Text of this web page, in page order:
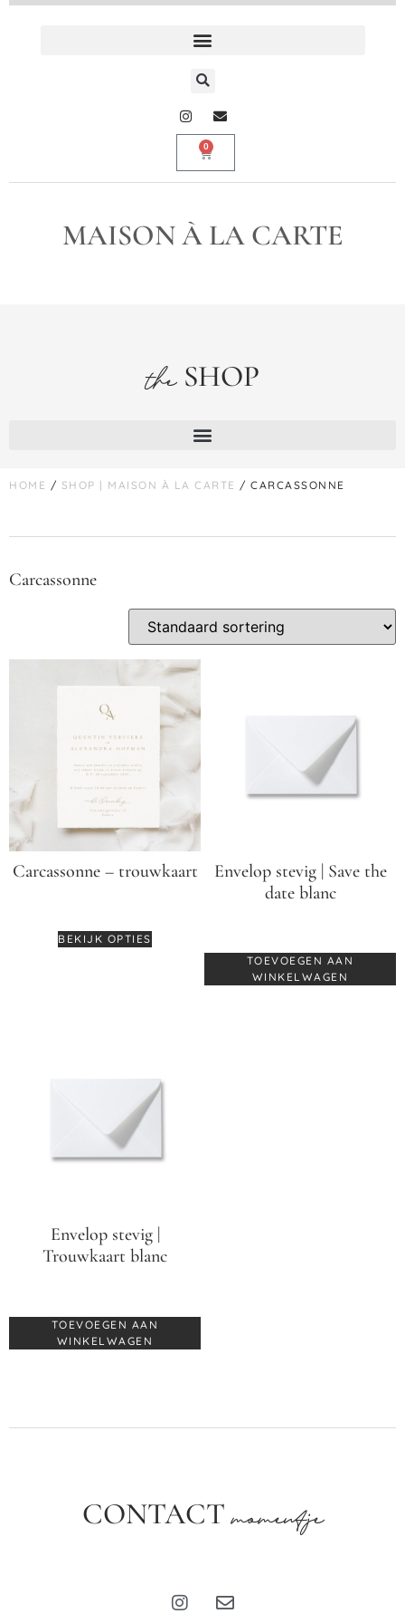
0
MAISON À LA CARTE
theSHOP
HOME / SHOP | MAISON À LA CARTE / CARCASSONNE
Carcassonne
Carcassonne – trouwkaart
BEKIJK OPTIES
Envelop stevig | Save the
date blanc
TOEVOEGEN AAN
WINKELWAGEN
Envelop stevig |
Trouwkaart blanc
TOEVOEGEN AAN
WINKELWAGEN
CONTACTmomentje